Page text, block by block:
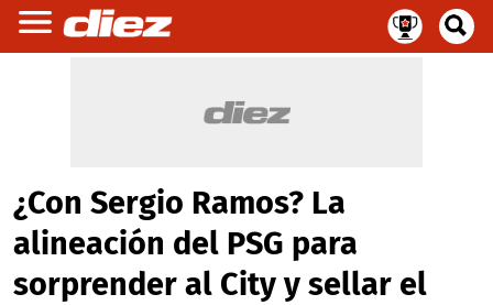
¿Con Sergio Ramos? La
alineación del PSG para
sorprender al City y sellar el